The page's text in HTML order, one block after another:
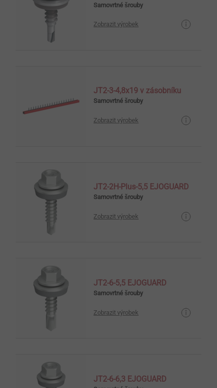
Samovrtné šrouby
Zobrazit výrobek
JT2-3-4,8x19 v zásobníku
Samovrtné šrouby
Zobrazit výrobek
JT2-2H-Plus-5,5 EJOGUARD
Samovrtné šrouby
Zobrazit výrobek
JT2-6-5,5 EJOGUARD
Samovrtné šrouby
Zobrazit výrobek
JT2-6-6,3 EJOGUARD